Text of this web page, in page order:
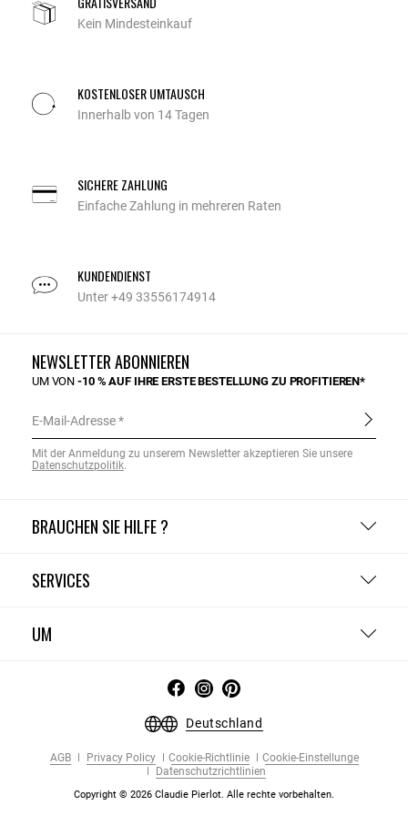
Kein Mindesteinkauf
KOSTENLOSER UMTAUSCH
Innerhalb von 14 Tagen
SICHERE ZAHLUNG
Einfache Zahlung in mehreren Raten
KUNDENDIENST
Unter +49 33556174914
BRAUCHEN SIE HILFE ?
SERVICES
UM
NEWSLETTER ABONNIEREN
UM VON-10 % AUF IHRE ERSTE BESTELLUNG ZU PROFITIEREN*
E-Mail-Adresse
Mit der Anmeldung zu unserem Newsletter akzeptieren Sie unsere
Datenschutzpolitik.
Deutschland
AGB Privacy Policy Cookie-Richtlinie
Cookie-Einstellunge
Datenschutzrichtlinien
Copyright © 2026 Claudie Pierlot. Alle rechte vorbehalten.